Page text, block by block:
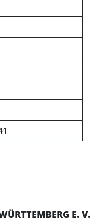
E. V.